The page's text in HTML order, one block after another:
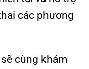
các phương
cùng khám